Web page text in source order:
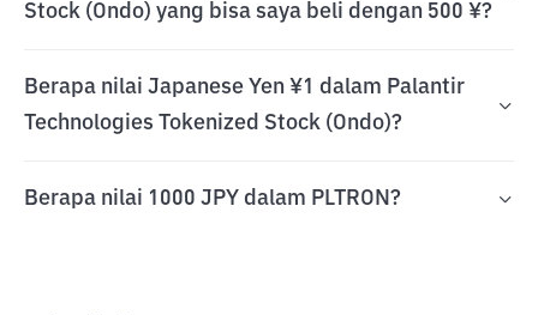
Stock (Ondo) yang bisa saya beli dengan 500 ¥?
Berapa nilai Japanese Yen ¥1 dalam Palantir
Technologies Tokenized Stock (Ondo)?
Berapa nilai 1000 JPY dalam PLTRON?